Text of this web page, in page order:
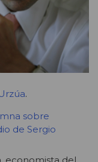
.
sobre
de Sergio